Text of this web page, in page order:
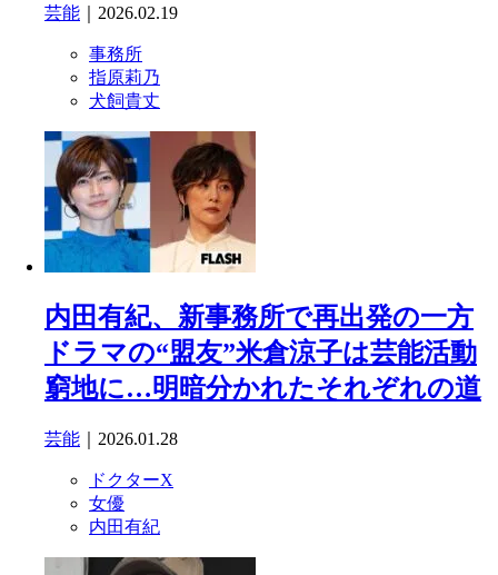
芸能 ｜2026.02.19
事務所
指原莉乃
犬飼貴丈
内田有紀、新事務所で再出発の一方
ドラマの“盟友”米倉涼子は芸能活動
窮地に…明暗分かれたそれぞれの道
芸能 ｜2026.01.28
ドクターX
女優
内田有紀